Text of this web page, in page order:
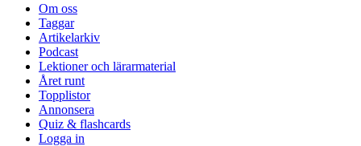
Om oss
Taggar
Artikelarkiv
Podcast
Lektioner och lärarmaterial
Året runt
Topplistor
Annonsera
Quiz & flashcards
Logga in